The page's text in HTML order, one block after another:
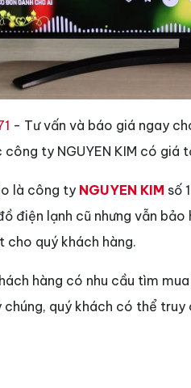
- Tư vấn và báo giá ngay
công ty NGUYEN KIM có giá
là công ty NGUYEN KIM số
điện lạnh cũ nhưng vẫn
cho quý khách hàng.
hàng có nhu cầu tìm
chúng, quý khách có thể truy